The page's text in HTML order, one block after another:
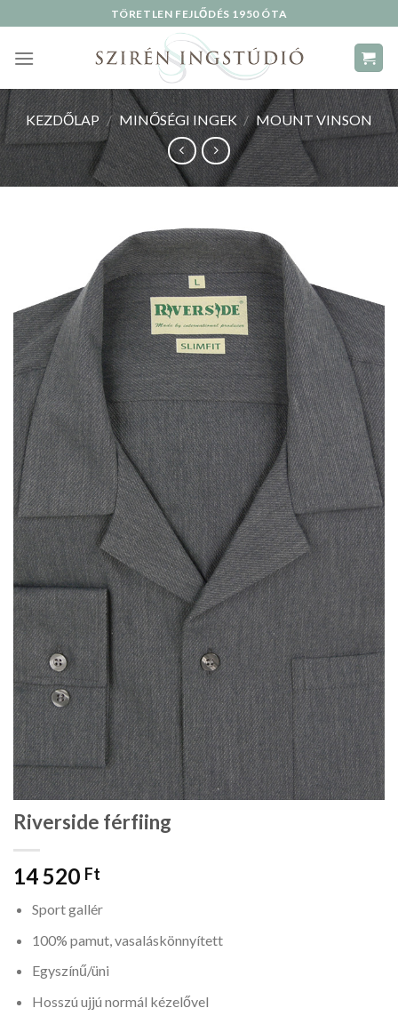
to
content
TÖRETLEN FEJLŐDÉS 1950 ÓTA
KEZDŐLAP / MINŐSÉGI INGEK / MOUNT VINSON
Riverside férfiing
14 520 Ft
Sport gallér
100% pamut, vasaláskönnyített
Egyszínű/üni
Hosszú ujjú normál kézelővel